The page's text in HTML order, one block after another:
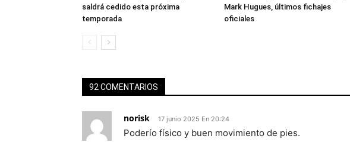
saldrá cedido esta próxima
temporada
Mark Hugues, últimos fichajes
oficiales
92 COMENTARIOS
norisk 17 junio 2025 En 20:24
Poderío físico y buen movimiento de pies.